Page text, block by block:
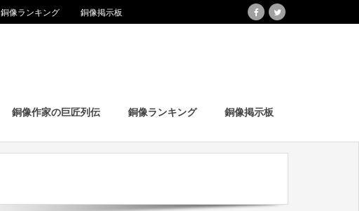
銅像ランキング 銅像掲示板
銅像作家の巨匠列伝 銅像ランキング 銅像掲示板